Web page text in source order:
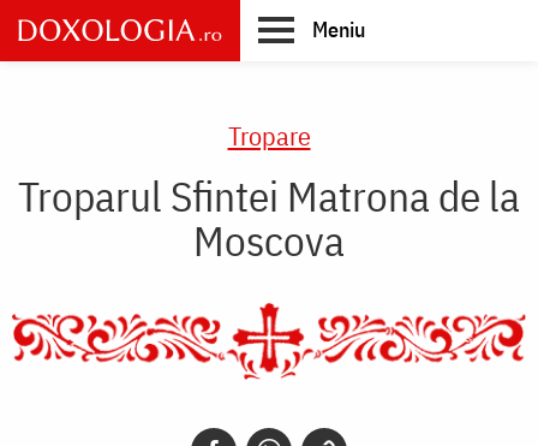
Skip
to
main
Meniu
Tropare
Troparul Sfintei Matrona de la
Moscova